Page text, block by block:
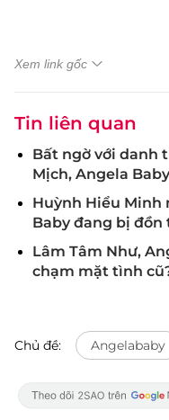
Xem link gốc
Tin liên quan
Bất ngờ với danh
Mịch, Angela Baby
Huỳnh Hiểu Minh
Baby đang bị đồn
Lâm Tâm Như,
chạm mặt tình
Chủ đề: Angelababy